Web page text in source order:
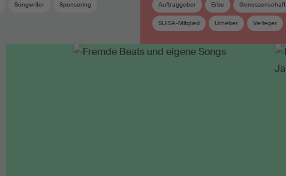
Songwriter Sponsoring Auftraggeber Erbe Genossenschaft
SUISA-Mitglied Urheber Verleger